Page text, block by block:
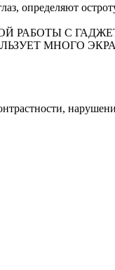
определяют
РАБОТЫ С
МНОГО